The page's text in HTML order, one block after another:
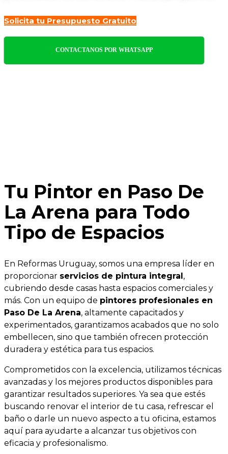
Solicita tu Presupuesto Gratuito
CONTACTANOS POR WHATSAPP
Tu Pintor en Paso De
La Arena para Todo
Tipo de Espacios
En Reformas Uruguay, somos una empresa líder en
proporcionar servicios de pintura integral,
cubriendo desde casas hasta espacios comerciales y
más. Con un equipo de pintores profesionales en
Paso De La Arena, altamente capacitados y
experimentados, garantizamos acabados que no solo
embellecen, sino que también ofrecen protección
duradera y estética para tus espacios.
Comprometidos con la excelencia, utilizamos técnicas
avanzadas y los mejores productos disponibles para
garantizar resultados superiores. Ya sea que estés
buscando renovar el interior de tu casa, refrescar el
baño o darle un nuevo aspecto a tu oficina, estamos
aquí para ayudarte a alcanzar tus objetivos con
eficacia y profesionalismo.